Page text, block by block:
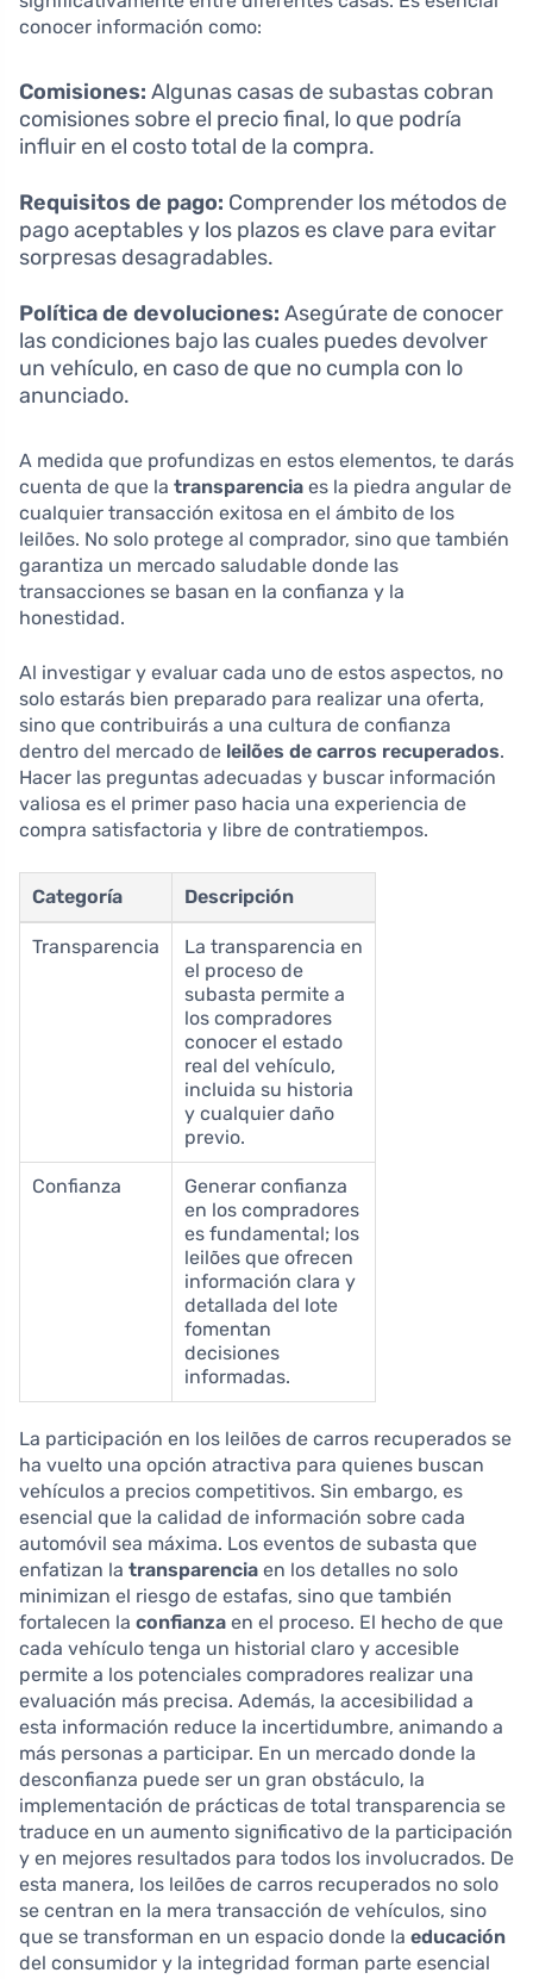
conocer información como:
Comisiones: Algunas casas de subastas cobran
comisiones sobre el precio final, lo que podría
influir en el costo total de la compra.
Requisitos de pago: Comprender los métodos de
pago aceptables y los plazos es clave para evitar
sorpresas desagradables.
Política de devoluciones: Asegúrate de conocer
las condiciones bajo las cuales puedes devolver
un vehículo, en caso de que no cumpla con lo
anunciado.
A medida que profundizas en estos elementos, te darás
cuenta de que la transparencia es la piedra angular de
cualquier transacción exitosa en el ámbito de los
leilões. No solo protege al comprador, sino que también
garantiza un mercado saludable donde las
transacciones se basan en la confianza y la
honestidad.
Al investigar y evaluar cada uno de estos aspectos, no
solo estarás bien preparado para realizar una oferta,
sino que contribuirás a una cultura de confianza
dentro del mercado de leilões de carros recuperados.
Hacer las preguntas adecuadas y buscar información
valiosa es el primer paso hacia una experiencia de
compra satisfactoria y libre de contratiempos.
Categoría Descripción
Transparencia
La transparencia en
el proceso de
subasta permite a
los compradores
conocer el estado
real del vehículo,
incluida su historia
y cualquier daño
previo.
Confianza
Generar confianza
en los compradores
es fundamental; los
leilões que ofrecen
información clara y
detallada del lote
fomentan
decisiones
informadas.
La participación en los leilões de carros recuperados se
ha vuelto una opción atractiva para quienes buscan
vehículos a precios competitivos. Sin embargo, es
esencial que la calidad de información sobre cada
automóvil sea máxima. Los eventos de subasta que
enfatizan la transparencia en los detalles no solo
minimizan el riesgo de estafas, sino que también
fortalecen la confianza en el proceso. El hecho de que
cada vehículo tenga un historial claro y accesible
permite a los potenciales compradores realizar una
evaluación más precisa. Además, la accesibilidad a
esta información reduce la incertidumbre, animando a
más personas a participar. En un mercado donde la
desconfianza puede ser un gran obstáculo, la
implementación de prácticas de total transparencia se
traduce en un aumento significativo de la participación
y en mejores resultados para todos los involucrados. De
esta manera, los leilões de carros recuperados no solo
se centran en la mera transacción de vehículos, sino
que se transforman en un espacio donde la educación
del consumidor y la integridad forman parte esencial